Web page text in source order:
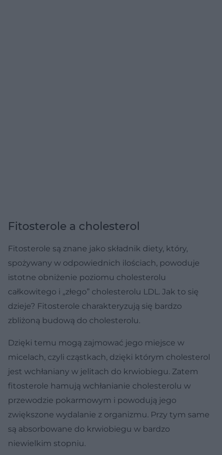
Fitosterole a cholesterol
Fitosterole są znane jako składnik diety, który,
spożywany w odpowiednich ilościach, powoduje
istotne obniżenie poziomu cholesterolu
całkowitego i „złego” cholesterolu LDL. Jak to się
dzieje? Fitosterole charakteryzują się bardzo
zbliżoną budową do cholesterolu.
Dzięki temu mogą zajmować jego miejsce w
micelach, czyli cząstkach, dzięki którym cholesterol
jest wchłaniany w jelitach do krwiobiegu. Zatem
fitosterole hamują wchłanianie cholesterolu w
przewodzie pokarmowym i powodują jego
zwiększone wydalanie z organizmu. Przy tym same
są absorbowane do krwiobiegu w bardzo
niewielkim stopniu.